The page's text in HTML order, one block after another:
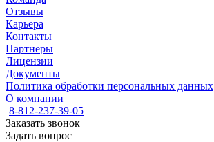
Отзывы
Карьера
Контакты
Партнеры
Лицензии
Документы
Политика обработки персональных данных
О компании
8-812-237-39-05
Заказать звонок
Задать вопрос